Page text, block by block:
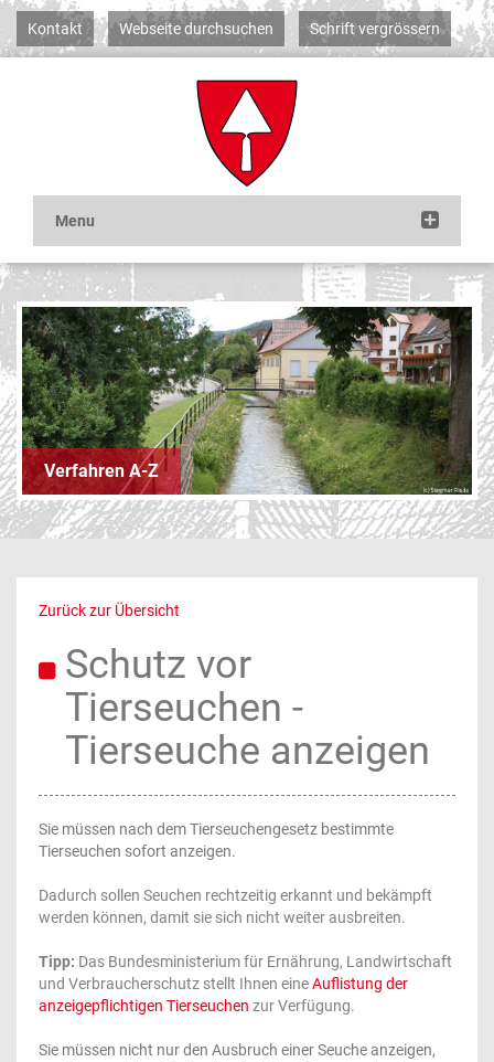
Kontakt Webseite durchsuchen Schrift vergrössern
Verfahren A-Z
Zurück zur Übersicht
Schutz vor
Tierseuchen -
Tierseuche anzeigen
Sie müssen nach dem Tierseuchengesetz bestimmte
Tierseuchen sofort anzeigen.
Dadurch sollen Seuchen rechtzeitig erkannt und bekämpft
werden können, damit sie sich nicht weiter ausbreiten.
Tipp: Das Bundesministerium für Ernährung, Landwirtschaft
und Verbraucherschutz stellt Ihnen eineAuflistung der
anzeigepflichtigen Tierseuchen zur Verfügung.
Sie müssen nicht nur den Ausbruch einer Seuche anzeigen,